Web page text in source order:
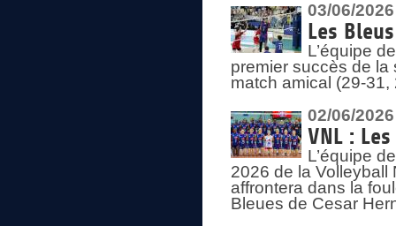
03/06/2026
Les
L’équipe
premier succès de la
match amical (29-
02/06/2026
VNL :
L’équipe
2026 de la
affrontera dans la
Bleues de Cesar